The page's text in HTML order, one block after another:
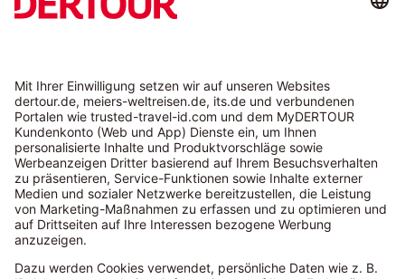
Sonnenstunden
Max-
Temperatur
in °C (Januar)
19 12
Trinkwasser-
qualität
(EPI Score)
94,8 97,8
Geläufigkeit
von
Englisch